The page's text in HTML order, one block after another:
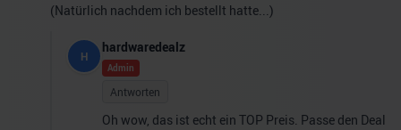
(Natürlich nachdem ich bestellt hatte...)
H
hardwaredealz
Admin
Antworten
Oh wow, das ist echt ein TOP Preis. Passe den Deal